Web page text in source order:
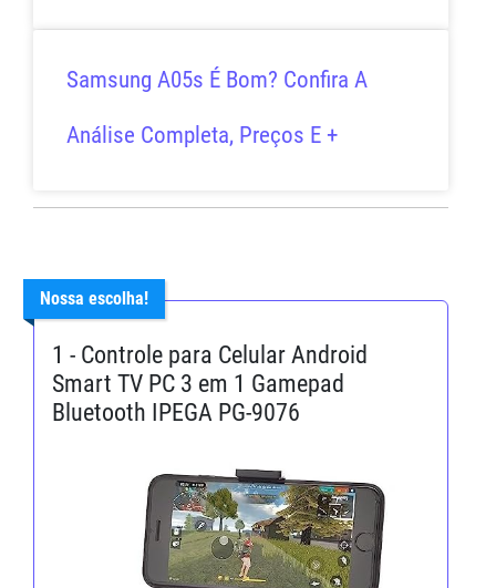
Samsung A05s É Bom? Confira A
Análise Completa, Preços E +
Nossa escolha!
1 - Controle para Celular Android
Smart TV PC 3 em 1 Gamepad
Bluetooth IPEGA PG-9076